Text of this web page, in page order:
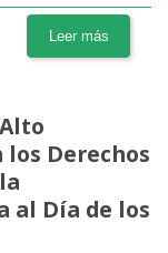
Leer más
los Derechos
al Día de los